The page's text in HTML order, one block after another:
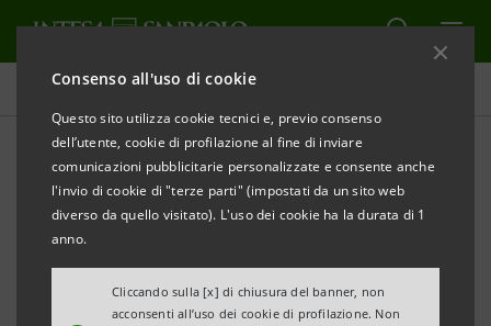
Consenso all'uso di cookie
Questo sito utilizza cookie tecnici e, previo consenso
dell’utente, cookie di profilazione al fine di inviare
comunicazioni pubblicitarie personalizzate e consente anche
l'invio di cookie di "terze parti" (impostati da un sito web
diverso da quello visitato). L'uso dei cookie ha la durata di 1
anno.
Cliccando sulla [x] di chiusura del banner, non
acconsenti all’uso dei cookie di profilazione. Non
Ricerche Comportamentali
Dopo la peggiore crisi di
tutti i tempi, la migliore
ripresa di sempre